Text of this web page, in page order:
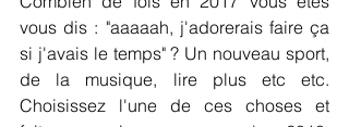
vous dis : "aaaaah, j'adorerais faire ça
si j'avais le temps" ? Un nouveau sport,
de la musique, lire plus etc etc.
Choisissez l'une de ces choses et